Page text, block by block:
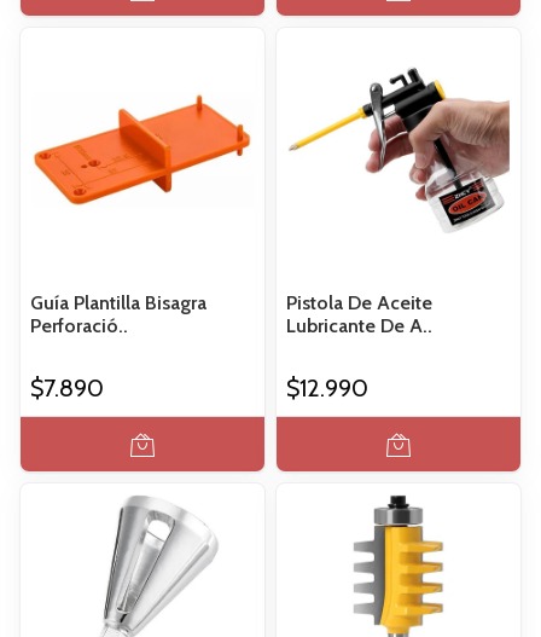
Guía Plantilla Bisagra
Perforació..
$7.890
Pistola De Aceite
Lubricante De A..
$12.990